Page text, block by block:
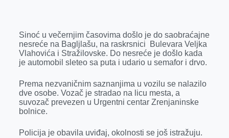
b
o
o
e
n
g
e
r
e
d
I
r
s
A
p
l
Sinoć u večernjim časovima došlo je do saobraćajne
nesreće na Bagljlašu, na raskrsnici Bulevara Veljka
Vlahovića i Stražilovske. Do nesreće je došlo kada
je automobil sleteo sa puta i udario u semafor i drvo.
Prema nezvaničnim saznanjima u vozilu se nalazilo
dve osobe. Vozač je stradao na licu mesta, a
suvozač prevezen u Urgentni centar Zrenjaninske
bolnice.
Policija je obavila uviđaj, okolnosti se još istražuju.